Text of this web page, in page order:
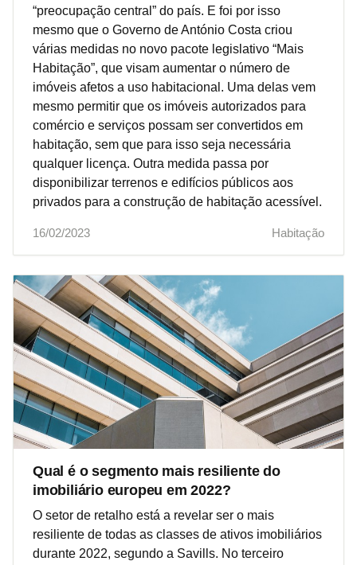
“preocupação central” do país. E foi por isso
mesmo que o Governo de António Costa criou
várias medidas no novo pacote legislativo “Mais
Habitação”, que visam aumentar o número de
imóveis afetos a uso habitacional. Uma delas vem
mesmo permitir que os imóveis autorizados para
comércio e serviços possam ser convertidos em
habitação, sem que para isso seja necessária
qualquer licença. Outra medida passa por
disponibilizar terrenos e edifícios públicos aos
privados para a construção de habitação acessível.
16/02/2023 Habitação
Qual é o segmento mais resiliente do
imobiliário europeu em 2022?
O setor de retalho está a revelar ser o mais
resiliente de todas as classes de ativos imobiliários
durante 2022, segundo a Savills. No terceiro